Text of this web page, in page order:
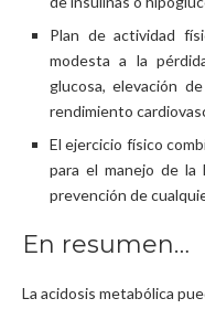
Plan de actividad
modesta a la
glucosa, elevación
rendimiento
El ejercicio físico
para el manejo de la
prevención de
En resumen…
La acidosis metabólica